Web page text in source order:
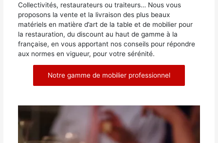
Collectivités, restaurateurs ou traiteurs… Nous vous
proposons la vente et la livraison des plus beaux
matériels en matière d’art de la table et de mobilier pour
la restauration, du discount au haut de gamme à la
française, en vous apportant nos conseils pour répondre
aux normes en vigueur, pour votre sérénité.
Notre gamme de mobilier professionnel